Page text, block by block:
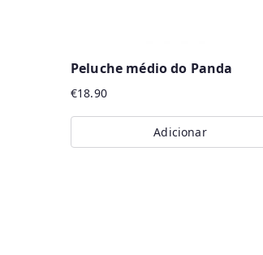
Peluche médio do Panda
€18.90
Adicionar